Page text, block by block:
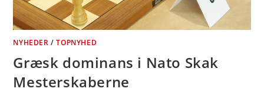
NYHEDER /TOPNYHED
Græsk dominans i Nato Skak
Mesterskaberne